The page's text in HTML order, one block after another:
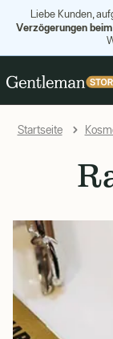
Liebe Kunden,
Verzögerungen
Startseite